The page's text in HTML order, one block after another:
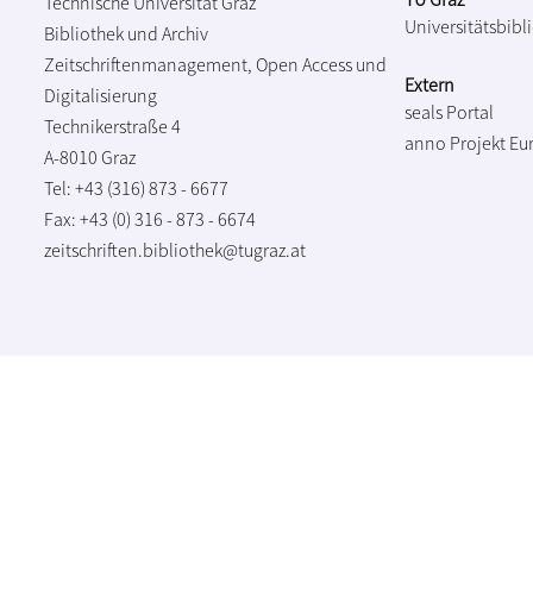
Bibliothek und Archiv
Zeitschriftenmanagement, Open Access und
Digitalisierung
Technikerstraße 4
A-8010 Graz
Tel: +43 (316) 873 - 6677
Fax: +43 (0) 316 - 873 - 6674
zeitschriften.bibliothek@tugraz.at
Extern
seals Portal
anno Projekt